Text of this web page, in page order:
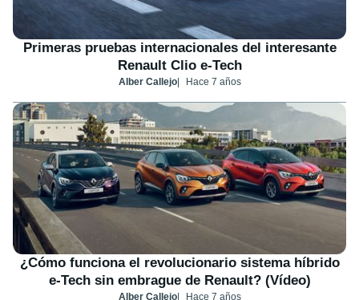
Primeras pruebas internacionales del interesante
Renault Clio e-Tech
Alber Callejo Hace 7 años
¿Cómo funciona el revolucionario sistema híbrido
e-Tech sin embrague de Renault? (Vídeo)
Alber Callejo Hace 7 años